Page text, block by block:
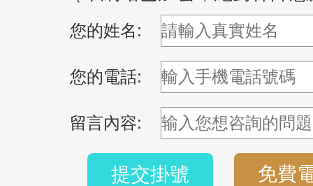
您的姓名:
您的電話:
留言內容:
提交掛號 免費